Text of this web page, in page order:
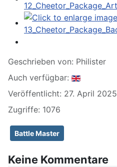
Geschrieben von: Philister
Auch verfügbar:
Veröffentlicht: 27. April 2025
Zugriffe: 1076
Battle Master
Keine Kommentare